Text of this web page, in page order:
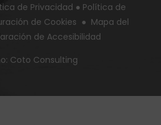
de Privacidad ● Política de
de Cookies ● Mapa del
de Accesibilidad
Coto Consulting